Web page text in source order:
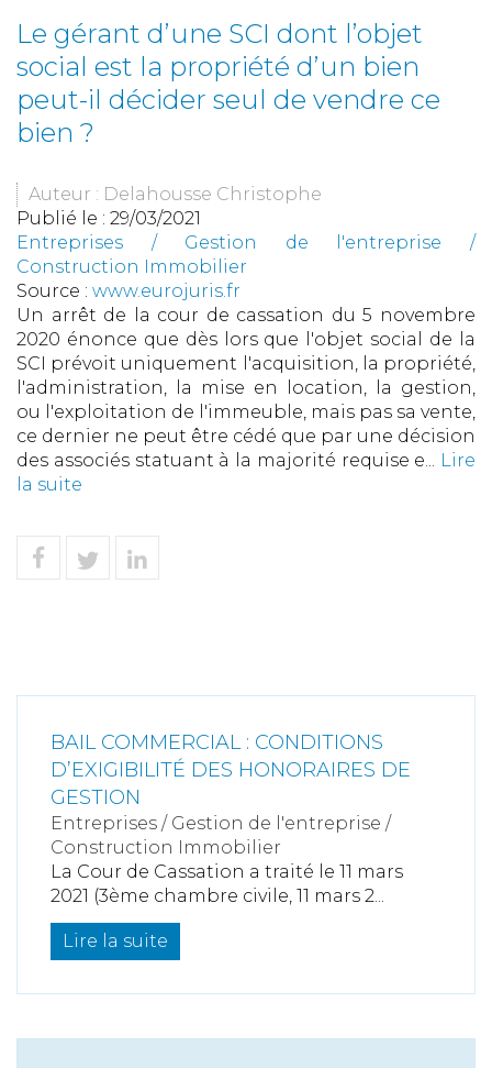
Le gérant d’une SCI dont l’objet
social est la propriété d’un bien
peut-il décider seul de vendre ce
bien ?
Auteur : Delahousse Christophe
Publié le : 29/03/2021
Entreprises / Gestion de l'entreprise /
Construction Immobilier
Source : www.eurojuris.fr
Un arrêt de la cour de cassation du 5 novembre
2020 énonce que dès lors que l'objet social de la
SCI prévoit uniquement l'acquisition, la propriété,
l'administration, la mise en location, la gestion,
ou l'exploitation de l'immeuble, mais pas sa vente,
ce dernier ne peut être cédé que par une décision
des associés statuant à la majorité requise e...
Lire
la suite
BAIL COMMERCIAL : CONDITIONS
D’EXIGIBILITÉ DES HONORAIRES DE
GESTION
Entreprises / Gestion de l'entreprise /
Construction Immobilier
La Cour de Cassation a traité le 11 mars
2021 (3ème chambre civile, 11 mars 2...
Lire la suite